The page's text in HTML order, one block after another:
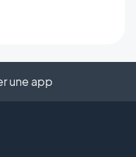
une app